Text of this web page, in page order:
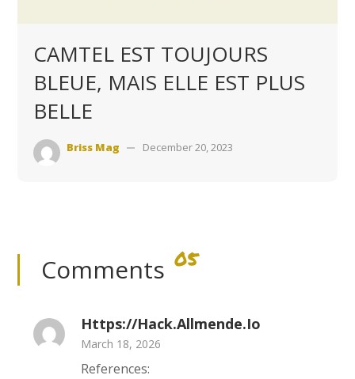
CAMTEL EST TOUJOURS
BLEUE, MAIS ELLE EST PLUS
BELLE
Briss Mag December 20, 2023
Comments 05
Https://hack.allmende.io
March 18, 2026
References: